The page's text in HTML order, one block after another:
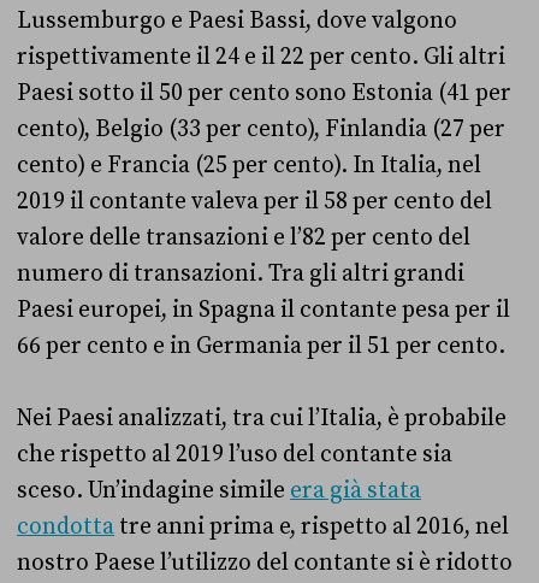
Lussemburgo e Paesi Bassi, dove valgono
rispettivamente il 24 e il 22 per cento. Gli altri
Paesi sotto il 50 per cento sono Estonia (41 per
cento), Belgio (33 per cento), Finlandia (27 per
cento) e Francia (25 per cento). In Italia, nel
2019 il contante valeva per il 58 per cento del
valore delle transazioni e l’82 per cento del
numero di transazioni. Tra gli altri grandi
Paesi europei, in Spagna il contante pesa per il
66 per cento e in Germania per il 51 per cento.
Nei Paesi analizzati, tra cui l’Italia, è probabile
che rispetto al 2019 l’uso del contante sia
sceso. Un’indagine simile era già stata
condotta tre anni prima e, rispetto al 2016, nel
nostro Paese l’utilizzo del contante si è ridotto